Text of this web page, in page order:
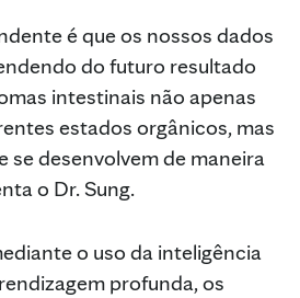
é que os nossos dados
do futuro resultado
intestinais não apenas
estados orgânicos, mas
se desenvolvem de maneira
o Dr. Sung.
o uso da inteligência
profunda, os